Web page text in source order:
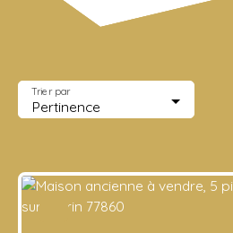
Pertinence
Trier par